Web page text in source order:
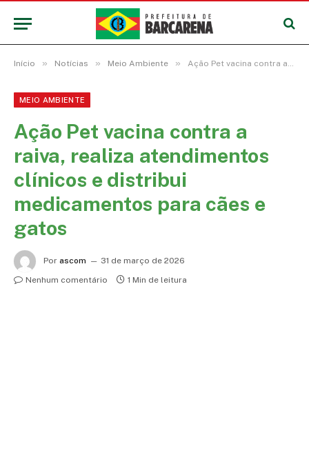
Início » Notícias » Meio Ambiente » Ação Pet vacina contra a raiva, realiza atendimentos clínicos e distribui medicamentos para cães e gatos
MEIO AMBIENTE
Ação Pet vacina contra a
raiva, realiza atendimentos
clínicos e distribui
medicamentos para cães e
gatos
Por ascom
31 de março de 2026
Nenhum comentário
1 Min de leitura